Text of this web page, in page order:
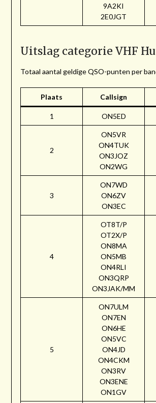
9A2KI
2E0JGT
Uitslag categorie VHF
Totaal aantal geldige QSO-punten per
Plaats Callsign
1 ON5ED
2
ON5VR
ON4TUK
ON3JOZ
ON2WG
3
ON7WD
ON6ZV
ON3EC
4
OT8T/P
OT2X/P
ON8MA
ON5MB
ON4RLI
ON3QRP
ON3JAK/MM
5
ON7ULM
ON7EN
ON6HE
ON5VC
ON4JD
ON4CKM
ON3RV
ON3ENE
ON1GV